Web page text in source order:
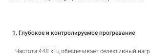
1. Глубокое и контролируемое прогревание
· Частота 448 кГц обеспечивает селективный